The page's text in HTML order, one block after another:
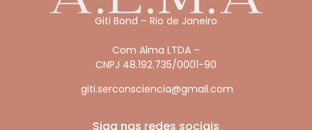
Giti Bond – Rio de Janeiro
Com Alma LTDA –
CNPJ 48.192.735/0001-90
giti.serconsciencia@gmail.com
Siga nas redes sociais